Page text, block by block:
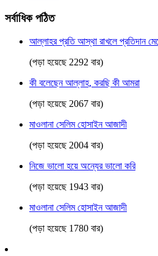
সর্বাধিক পঠিত
আল্লাহর প্রতি আস্থা রাখলে প্রতিদান
(পড়া হয়েছে 2292 বার)
কী বলেছেন আল্লাহ, করছি কী আমরা
(পড়া হয়েছে 2067 বার)
মাওলানা সেলিম হোসাইন আজাদী
(পড়া হয়েছে 2004 বার)
নিজে ভালো হয়ে অন্যের ভালো করি
(পড়া হয়েছে 1943 বার)
মাওলানা সেলিম হোসাইন আজাদী
(পড়া হয়েছে 1780 বার)